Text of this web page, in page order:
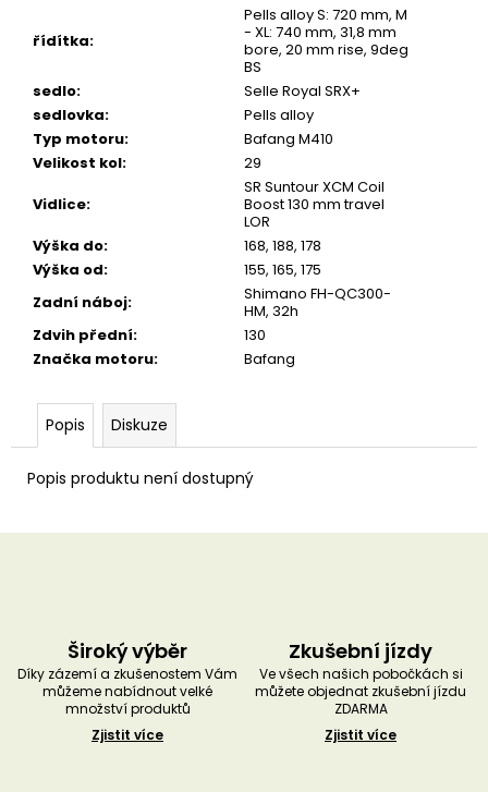
řídítka:
Pells alloy S: 720 mm, M
- XL: 740 mm, 31,8 mm
bore, 20 mm rise, 9deg
BS
sedlo:
Selle Royal SRX+
sedlovka:
Pells alloy
Typ motoru:
Bafang M410
Velikost kol:
29
Vidlice:
SR Suntour XCM Coil
Boost 130 mm travel
LOR
Výška do:
168, 188, 178
Výška od:
155, 165, 175
Zadní náboj:
Shimano FH-QC300-
HM, 32h
Zdvih přední:
130
Značka motoru: Bafang
Popis Diskuze
Popis produktu není dostupný
Široký výběr
Díky zázemí a zkušenostem Vám
můžeme nabídnout velké
množství produktů
Zjistit více
Zkušební jízdy
Ve všech našich pobočkách si
můžete objednat zkušební jízdu
ZDARMA
Zjistit více